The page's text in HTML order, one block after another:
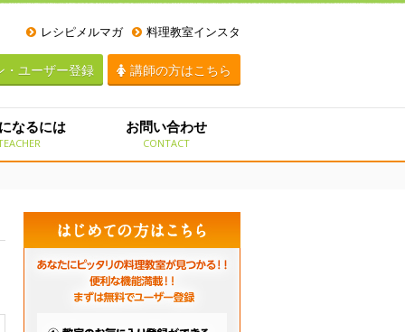
レシピメルマガ 料理教室インスタ
・ユーザー登録 講師の方はこちら
なるには お問い合わせ
CONTACT